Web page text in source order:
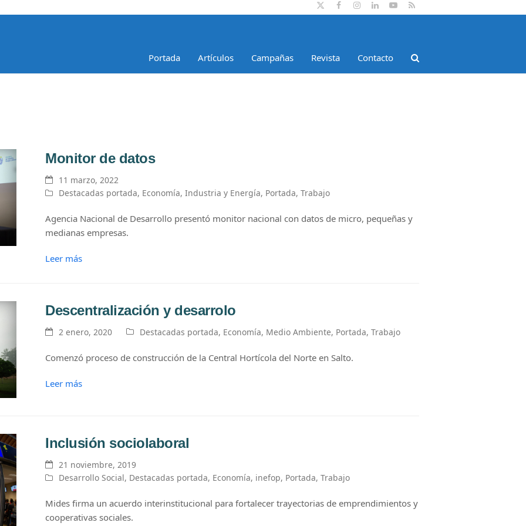
TwitterFacebookInstagram
LinkedIn
YouTube
RSS
Portada Artículos Campañas Revista Contacto
Monitor de datos
11 marzo, 2022
Destacadas portada, Economía, Industria y Energía, Portada, Trabajo
Agencia Nacional de Desarrollo presentó monitor nacional con datos de micro, pequeñas y
medianas empresas.
Leer más
Descentralización y desarrolo
2 enero, 2020 Destacadas portada, Economía, Medio Ambiente, Portada, Trabajo
Comenzó proceso de construcción de la Central Hortícola del Norte en Salto.
Leer más
Inclusión sociolaboral
21 noviembre, 2019
Desarrollo Social, Destacadas portada, Economía, inefop, Portada, Trabajo
Mides firma un acuerdo interinstitucional para fortalecer trayectorias de emprendimientos y
cooperativas sociales.